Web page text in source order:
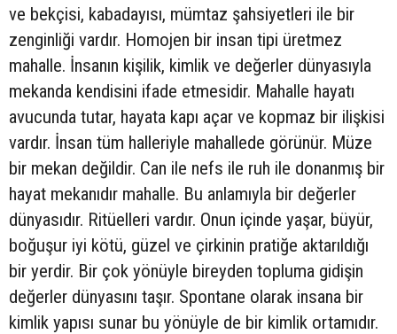
ve bekçisi, kabadayısı, mümtaz şahsiyetleri ile bir
zenginliği vardır. Homojen bir insan tipi üretmez
mahalle. İnsanın kişilik, kimlik ve değerler dünyasıyla
mekanda kendisini ifade etmesidir. Mahalle hayatı
avucunda tutar, hayata kapı açar ve kopmaz bir ilişkisi
vardır. İnsan tüm halleriyle mahallede görünür. Müze
bir mekan değildir. Can ile nefs ile ruh ile donanmış bir
hayat mekanıdır mahalle. Bu anlamıyla bir değerler
dünyasıdır. Ritüelleri vardır. Onun içinde yaşar, büyür,
boğuşur iyi kötü, güzel ve çirkinin pratiğe aktarıldığı
bir yerdir. Bir çok yönüyle bireyden topluma gidişin
değerler dünyasını taşır. Spontane olarak insana bir
kimlik yapısı sunar bu yönüyle de bir kimlik ortamıdır.